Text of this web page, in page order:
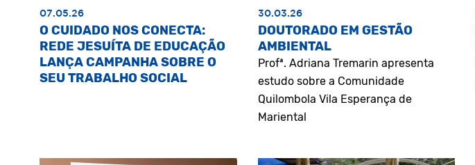
07.05.26
O CUIDADO NOS CONECTA:
REDE JESUÍTA DE EDUCAÇÃO
LANÇA CAMPANHA SOBRE O
SEU TRABALHO SOCIAL
30.03.26
DOUTORADO EM GESTÃO
AMBIENTAL
Profª. Adriana Tremarin apresenta
estudo sobre a Comunidade
Quilombola Vila Esperança de
Mariental